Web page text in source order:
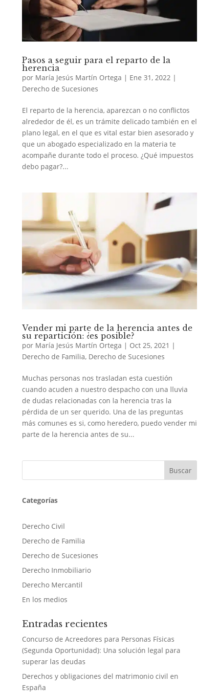
Pasos a seguir para el reparto de la
herencia
por María Jesús Martín Ortega | Ene 31, 2022|
Derecho de Sucesiones
El reparto de la herencia, aparezcan o no conflictos
alrededor de él, es un trámite delicado también en el
plano legal, en el que es vital estar bien asesorado y
que un abogado especializado en la materia te
acompañe durante todo el proceso. ¿Qué impuestos
debo pagar?...
Vender mi parte de la herencia antes de
su repartición: ¿es posible?
por María Jesús Martín Ortega | Oct 25, 2021 |
Derecho de Familia, Derecho de Sucesiones
Muchas personas nos trasladan esta cuestión
cuando acuden a nuestro despacho con una lluvia
de dudas relacionadas con la herencia tras la
pérdida de un ser querido. Una de las preguntas
más comunes es si, como heredero, puedo vender mi
parte de la herencia antes de su...
Categorías
Derecho Civil
Derecho de Familia
Derecho de Sucesiones
Derecho Inmobiliario
Derecho Mercantil
En los medios
Entradas recientes
Concurso de Acreedores para Personas Físicas
(Segunda Oportunidad): Una solución legal para
superar las deudas
Derechos y obligaciones del matrimonio civil en
España